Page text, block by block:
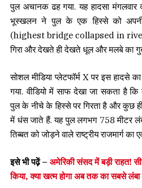
पुल अचानक ढह गया. यह हादसा
भूस्खलन ने पुल के एक हिस्से को
(highest bridge collapsed in river)
गिरा और देखते ही देखते धूल और मलबे का
सोशल मीडिया प्लेटफॉर्म X पर इस हादसे
गया. वीडियो में साफ देखा जा सकता है
पुल के नीचे के हिस्से पर गिरता है और कुछ
में धंस जाते हैं. यह पुल लगभग 758 मीटर
तिब्बत को जोड़ने वाले राष्ट्रीय राजमार्ग का
इसे भी पढ़ें – अमेरिकी संसद में बड़ी राहत!
किया, क्या खत्म होगा अब तक का सबसे